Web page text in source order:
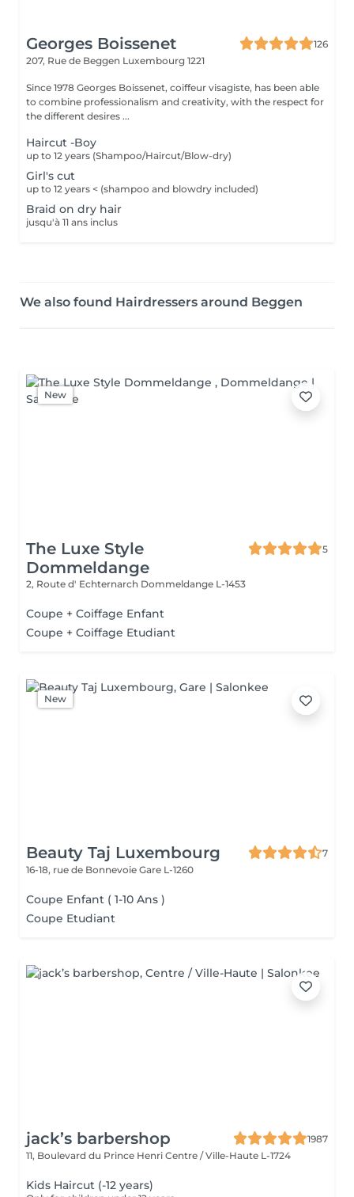
Georges Boissenet
126
207, Rue de Beggen Luxembourg 1221
Since 1978 Georges Boissenet, coiffeur visagiste, has been able
to combine professionalism and creativity, with the respect for
the different desires ...
Haircut -Boy
up to 12 years (Shampoo/Haircut/Blow-dry)
Girl's cut
up to 12 years < (shampoo and blowdry included)
Braid on dry hair
jusqu'à 11 ans inclus
We also found Hairdressers around Beggen
New
The Luxe Style
Dommeldange
5
2, Route d' Echternarch Dommeldange L-1453
Coupe + Coiffage Enfant
Coupe + Coiffage Etudiant
New
Beauty Taj Luxembourg
7
16-18, rue de Bonnevoie Gare L-1260
Coupe Enfant ( 1-10 Ans )
Coupe Etudiant
jack’s barbershop
1987
11, Boulevard du Prince Henri Centre / Ville-Haute L-1724
Kids Haircut (-12 years)